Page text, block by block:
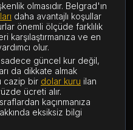
olmasıdır. Belgrad'ın
daha avantajlı koşullar
önemli ölçüde farklılık
karşılaştırmanıza ve en
olur.
güncel kur değil,
da dikkate almak
cazip bir dolar kuru ilan
ücreti alır.
kaçınmanıza
eksiksiz bilgi